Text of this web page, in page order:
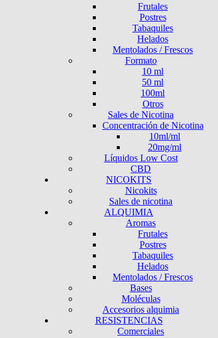
Frutales
Postres
Tabaquiles
Helados
Mentolados / Frescos
Formato
10 ml
50 ml
100ml
Otros
Sales de Nicotina
Concentración de Nicotina
10ml/ml
20mg/ml
Líquidos Low Cost
CBD
NICOKITS
Nicokits
Sales de nicotina
ALQUIMIA
Aromas
Frutales
Postres
Tabaquiles
Helados
Mentolados / Frescos
Bases
Moléculas
Accesorios alquimia
RESISTENCIAS
Comerciales